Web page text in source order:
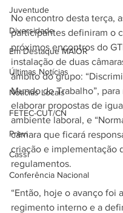
Juventude
Diversidade
Em Destaque MAIOR
Últimas Notícias
Notícias Locais
FETEC-CUT/CN
Previ
Cassi
Conferência Nacional
No encontro desta terça,
participantes definiram o
próximos encontros do
instalação de duas
âmbito do grupo:
Mundo do Trabalho”,
elaborar propostas de
ambiente laboral, e
câmara que ficará
criação e implementação
regulamentos.
“Então, hoje o avanço foi
regimento interno e a